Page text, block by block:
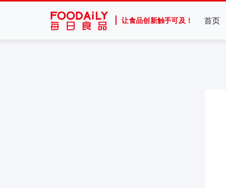
让食品创新触手可及！ 首页